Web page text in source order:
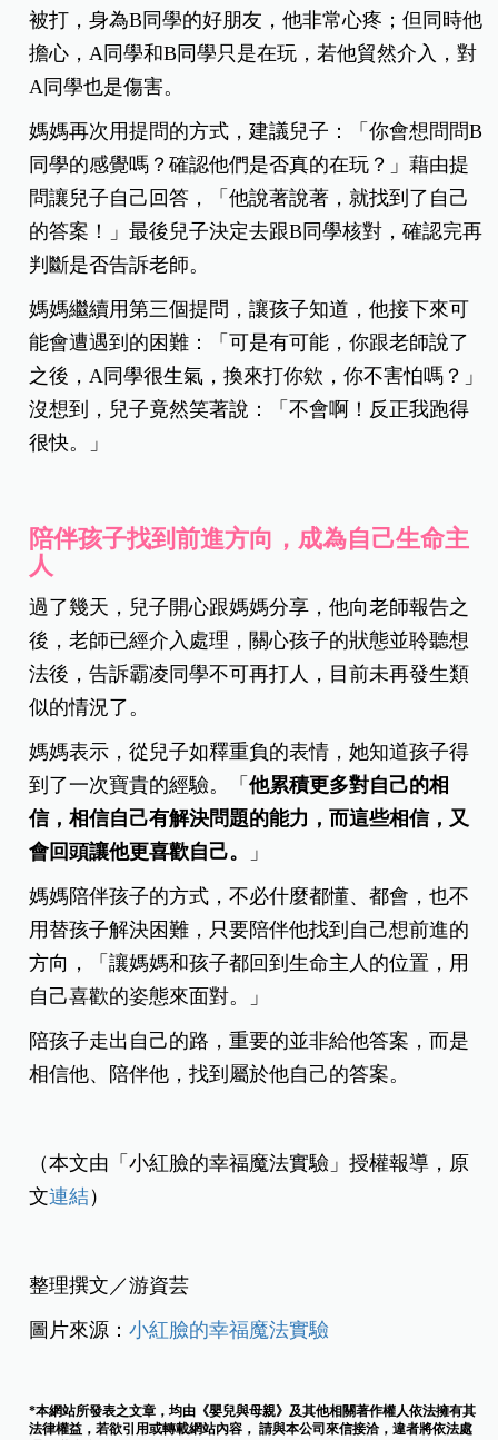
被打，身為B同學的好朋友，他非常心疼；但同時他
擔心，A同學和B同學只是在玩，若他貿然介入，對
A同學也是傷害。
媽媽再次用提問的方式，建議兒子：「你會想問問B
同學的感覺嗎？確認他們是否真的在玩？」藉由提
問讓兒子自己回答，「他說著說著，就找到了自己
的答案！」最後兒子決定去跟B同學核對，確認完再
判斷是否告訴老師。
媽媽繼續用第三個提問，讓孩子知道，他接下來可
能會遭遇到的困難：「可是有可能，你跟老師說了
之後，A同學很生氣，換來打你欸，你不害怕嗎？」
沒想到，兒子竟然笑著說：「不會啊！反正我跑得
很快。」
陪伴孩子找到前進方向，成為自己生命主
人
過了幾天，兒子開心跟媽媽分享，他向老師報告之
後，老師已經介入處理，關心孩子的狀態並聆聽想
法後，告訴霸凌同學不可再打人，目前未再發生類
似的情況了。
媽媽表示，從兒子如釋重負的表情，她知道孩子得
到了一次寶貴的經驗。「他累積更多對自己的相
信，相信自己有解決問題的能力，而這些相信，又
會回頭讓他更喜歡自己。
」
媽媽陪伴孩子的方式，不必什麼都懂、都會，也不
用替孩子解決困難，只要陪伴他找到自己想前進的
方向，「讓媽媽和孩子都回到生命主人的位置，用
自己喜歡的姿態來面對。」
陪孩子走出自己的路，重要的並非給他答案，而是
相信他、陪伴他，找到屬於他自己的答案。
（本文由「小紅臉的幸福魔法實驗」授權報導，原
文連結）
整理撰文／游資芸
圖片來源：小紅臉的幸福魔法實驗
*本網站所發表之文章，均由《嬰兒與母親》及其他相關著作權人依法擁有其
法律權益，若欲引用或轉載網站內容， 請與本公司來信接洽，違者將依法處